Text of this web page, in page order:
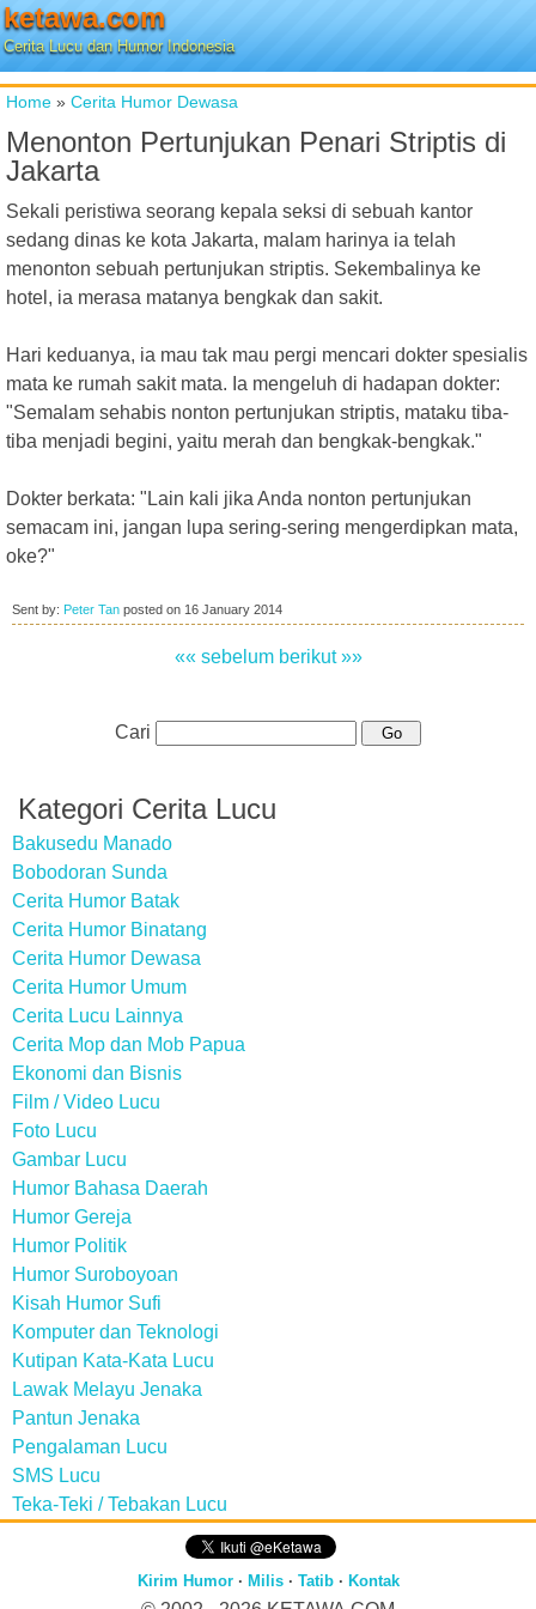
ketawa.com
Cerita Lucu dan Humor Indonesia
Home » Cerita Humor Dewasa
Menonton Pertunjukan Penari Striptis di
Jakarta
Sekali peristiwa seorang kepala seksi di sebuah kantor
sedang dinas ke kota Jakarta, malam harinya ia telah
menonton sebuah pertunjukan striptis. Sekembalinya ke
hotel, ia merasa matanya bengkak dan sakit.
Hari keduanya, ia mau tak mau pergi mencari dokter spesialis
mata ke rumah sakit mata. Ia mengeluh di hadapan dokter:
"Semalam sehabis nonton pertunjukan striptis, mataku tiba-
tiba menjadi begini, yaitu merah dan bengkak-bengkak."
Dokter berkata: "Lain kali jika Anda nonton pertunjukan
semacam ini, jangan lupa sering-sering mengerdipkan mata,
oke?"
Sent by: Peter Tan posted on 16 January 2014
«« sebelum berikut »»
Cari
Kategori Cerita Lucu
Bakusedu Manado
Bobodoran Sunda
Cerita Humor Batak
Cerita Humor Binatang
Cerita Humor Dewasa
Cerita Humor Umum
Cerita Lucu Lainnya
Cerita Mop dan Mob Papua
Ekonomi dan Bisnis
Film / Video Lucu
Foto Lucu
Gambar Lucu
Humor Bahasa Daerah
Humor Gereja
Humor Politik
Humor Suroboyoan
Kisah Humor Sufi
Komputer dan Teknologi
Kutipan Kata-Kata Lucu
Lawak Melayu Jenaka
Pantun Jenaka
Pengalaman Lucu
SMS Lucu
Teka-Teki / Tebakan Lucu
Kirim Humor· Milis· Tatib· Kontak